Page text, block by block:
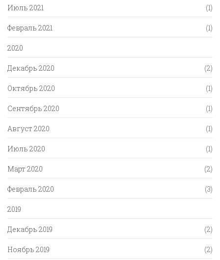
Июль 2021 (1)
Февраль 2021 (1)
2020
Декабрь 2020 (2)
Октябрь 2020 (1)
Сентябрь 2020 (1)
Август 2020 (1)
Июль 2020 (1)
Март 2020 (2)
Февраль 2020 (3)
2019
Декабрь 2019 (2)
Ноябрь 2019 (2)